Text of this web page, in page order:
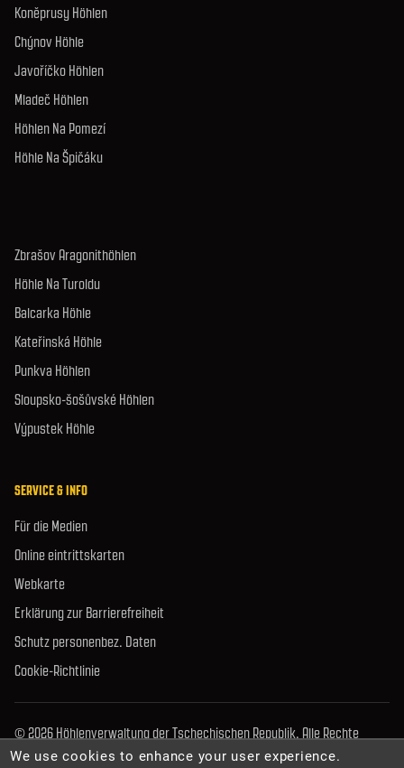
Koněprusy Höhlen
Chýnov Höhle
Javoříčko Höhlen
Mladeč Höhlen
Höhlen Na Pomezí
Höhle Na Špičáku
Zbrašov Aragonithöhlen
Höhle Na Turoldu
Balcarka Höhle
Kateřinská Höhle
Punkva Höhlen
Sloupsko-šošůvské Höhlen
Výpustek Höhle
SERVICE & INFO
Für die Medien
Online eintrittskarten
Webkarte
Erklärung zur Barrierefreiheit
Schutz personenbez. Daten
Cookie-Richtlinie
© 2026 Höhlenverwaltung der Tschechischen Republik. Alle Rechte
vorbehalten.
We use cookies to enhance your user experience.